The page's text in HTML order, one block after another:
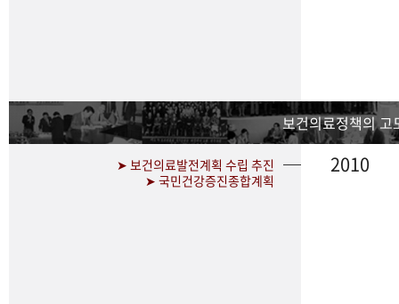
보건의료정책의 고
➤ 보건의료발전계획 수립 추진
➤ 국민건강증진종합계획
2010